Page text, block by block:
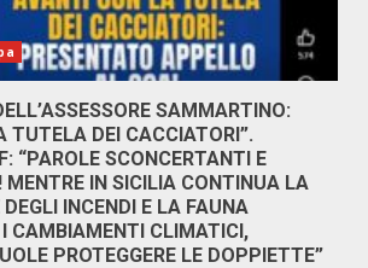
SAMMARTINO:
TUTELA DEI CACCIATORI”.
“PAROLE SCONCERTANTI E
MENTRE IN SICILIA CONTINUA LA
INCENDI E LA FAUNA
CAMBIAMENTI CLIMATICI,
PROTEGGERE LE DOPPIETTE”